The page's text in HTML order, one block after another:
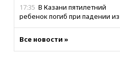
17:35 В Казани пятилетний
ребенок погиб при падении из
17:17 Bloomberg:
киберкомандование США
Все новости »